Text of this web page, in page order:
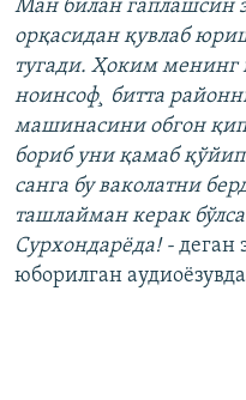
Ман билан гаплашсин
орқасидан қувлаб
тугади. Ҳоким
ноинсоф¸ битта
машинасини обгон
бориб уни қамаб
санга бу ваколатни
ташлайман керак
Сурхондарëда! - деган
юборилган